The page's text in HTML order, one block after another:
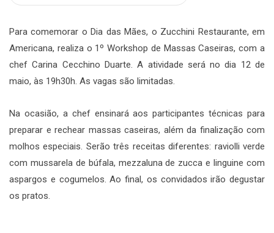
Para comemorar o Dia das Mães, o Zucchini Restaurante, em
Americana, realiza o 1º Workshop de Massas Caseiras, com a
chef Carina Cecchino Duarte. A atividade será no dia 12 de
maio, às 19h30h. As vagas são limitadas.
Na ocasião, a chef ensinará aos participantes técnicas para
preparar e rechear massas caseiras, além da finalização com
molhos especiais. Serão três receitas diferentes: raviolli verde
com mussarela de búfala, mezzaluna de zucca e linguine com
aspargos e cogumelos. Ao final, os convidados irão degustar
os pratos.